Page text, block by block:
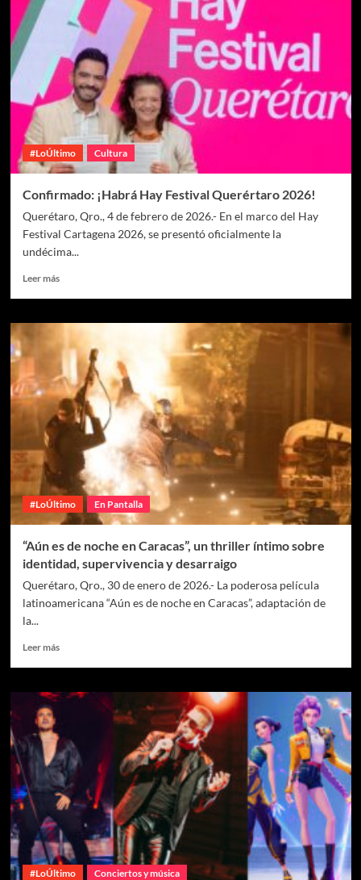
#LoÚltimo Cultura
Confirmado: ¡Habrá Hay Festival Querértaro 2026!
Querétaro, Qro., 4 de febrero de 2026.- En el marco del Hay
Festival Cartagena 2026, se presentó oficialmente la
undécima...
Leer más
#LoÚltimo En Pantalla
“Aún es de noche en Caracas”, un thriller íntimo sobre
identidad, supervivencia y desarraigo
Querétaro, Qro., 30 de enero de 2026.- La poderosa película
latinoamericana “Aún es de noche en Caracas”, adaptación de
la...
Leer más
#LoÚltimo Conciertos y música